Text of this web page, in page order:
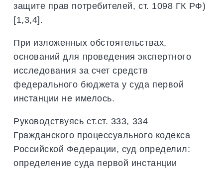
защите прав потребителей, ст. 1098 ГК РФ)
[1,3,4].
При изложенных обстоятельствах,
оснований для проведения экспертного
исследования за счет средств
федерального бюджета у суда первой
инстанции не имелось.
Руководствуясь ст.ст. 333, 334
Гражданского процессуального кодекса
Российской Федерации, суд определил:
определение суда первой инстанции